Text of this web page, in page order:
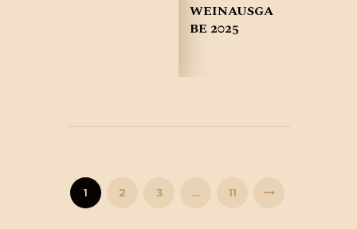
WEINAUSGA
BE 2025
Beiträge
PAGE
1 PAGE
2 PAGE
3 … PAGE
11